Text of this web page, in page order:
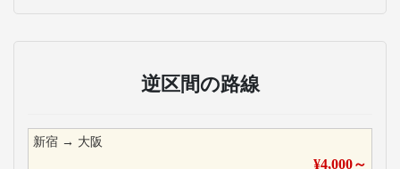
逆区間の路線
新宿 → 大阪
¥4,000～